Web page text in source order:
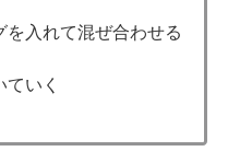
を入れて混ぜ合わせる
いく